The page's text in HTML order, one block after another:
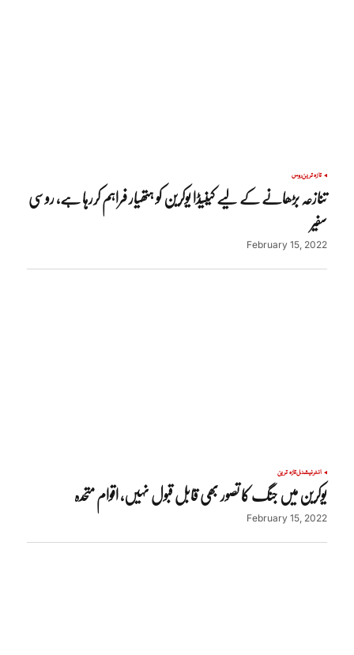
تازہ ترینروس
تنازعہ بڑھانے کے لیے کینیڈا یوکرین کو ہتھیار فراہم کررہا ہے، روسی
سفیر
February 15, 2022
انٹرنیشنلتازہ ترین
یوکرین میں جنگ کا تصور بھی قابل قبول نہیں، اقوام متحدہ
February 15, 2022